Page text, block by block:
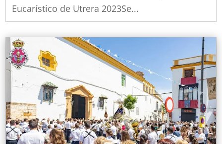
Eucarístico de Utrera 2023Se...